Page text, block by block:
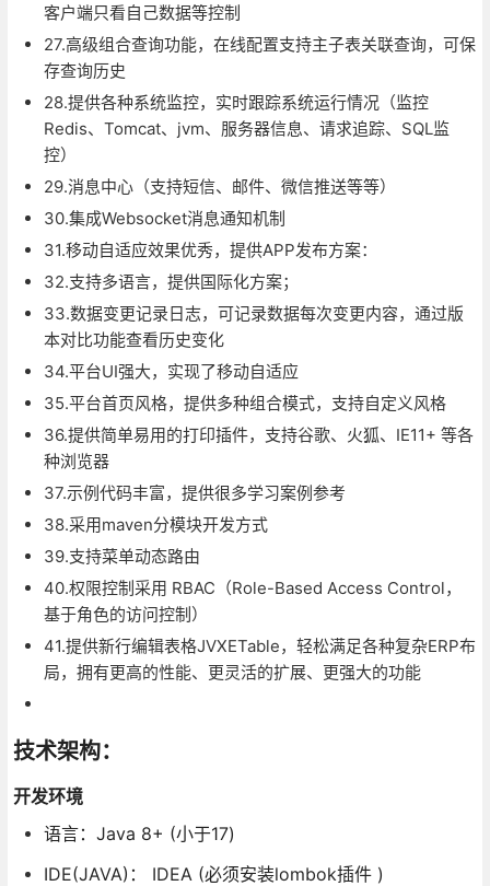
客户端只看自己数据等控制
27.高级组合查询功能，在线配置支持主子表关联查询，可保
存查询历史
28.提供各种系统监控，实时跟踪系统运行情况（监控
Redis、Tomcat、jvm、服务器信息、请求追踪、SQL监
控）
29.消息中心（支持短信、邮件、微信推送等等）
30.集成Websocket消息通知机制
31.移动自适应效果优秀，提供APP发布方案：
32.支持多语言，提供国际化方案；
33.数据变更记录日志，可记录数据每次变更内容，通过版
本对比功能查看历史变化
34.平台UI强大，实现了移动自适应
35.平台首页风格，提供多种组合模式，支持自定义风格
36.提供简单易用的打印插件，支持谷歌、火狐、IE11+ 等各
种浏览器
37.示例代码丰富，提供很多学习案例参考
38.采用maven分模块开发方式
39.支持菜单动态路由
40.权限控制采用 RBAC（Role-Based Access Control，
基于角色的访问控制）
41.提供新行编辑表格JVXETable，轻松满足各种复杂ERP布
局，拥有更高的性能、更灵活的扩展、更强大的功能
技术架构：
开发环境
语言：Java 8+ (小于17)
IDE(JAVA)： IDEA (必须安装lombok插件 )